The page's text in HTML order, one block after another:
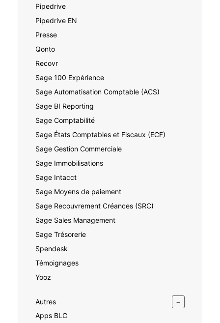
Pipedrive
Pipedrive EN
Presse
Qonto
Recovr
Sage 100 Expérience
Sage Automatisation Comptable (ACS)
Sage BI Reporting
Sage Comptabilité
Sage États Comptables et Fiscaux (ECF)
Sage Gestion Commerciale
Sage Immobilisations
Sage Intacct
Sage Moyens de paiement
Sage Recouvrement Créances (SRC)
Sage Sales Management
Sage Trésorerie
Spendesk
Témoignages
Yooz
Autres −
Apps BLC